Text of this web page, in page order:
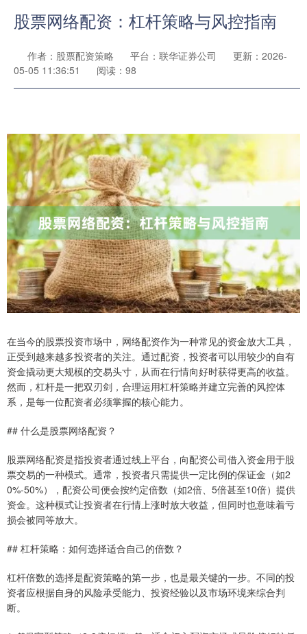
股票网络配资：杠杆策略与风控指南
作者：股票配资策略 平台：联华证券公司
更新：2026-
05-05 11:36:51
阅读：98
在当今的股票投资市场中，网络配资作为一种常见的资金放大工具，
正受到越来越多投资者的关注。通过配资，投资者可以用较少的自有
资金撬动更大规模的交易头寸，从而在行情向好时获得更高的收益。
然而，杠杆是一把双刃剑，合理运用杠杆策略并建立完善的风控体
系，是每一位配资者必须掌握的核心能力。
## 什么是股票网络配资？
股票网络配资是指投资者通过线上平台，向配资公司借入资金用于股
票交易的一种模式。通常，投资者只需提供一定比例的保证金（如2
0%-50%），配资公司便会按约定倍数（如2倍、5倍甚至10倍）提供
资金。这种模式让投资者在行情上涨时放大收益，但同时也意味着亏
损会被同等放大。
## 杠杆策略：如何选择适合自己的倍数？
杠杆倍数的选择是配资策略的第一步，也是最关键的一步。不同的投
资者应根据自身的风险承受能力、投资经验以及市场环境来综合判
断。